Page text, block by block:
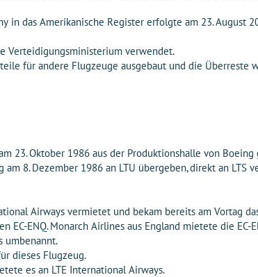
in das Amerikanische Register erfolgte am 23. August
Verteidigungsministerium verwendet.
für andere Flugzeuge ausgebaut und die Überreste
23. Oktober 1986 aus der Produktionshalle von
8. Dezember 1986 an LTU übergeben, direkt an
Airways vermietet und bekam bereits am Vortag
EC-ENQ. Monarch Airlines aus England mietete die
umbenannt.
dieses Flugzeug.
es an LTE International Airways.